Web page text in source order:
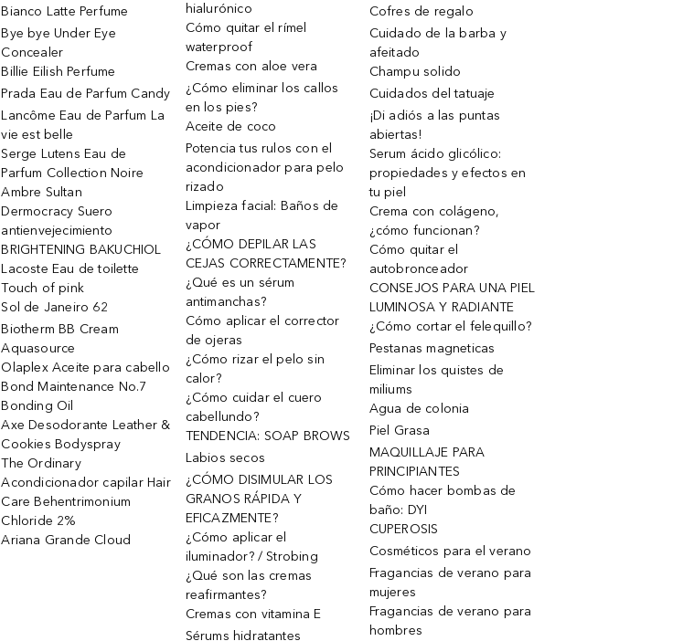
Bianco Latte Perfume
Bye bye Under Eye
Concealer
Billie Eilish Perfume
Prada Eau de Parfum Candy
Lancôme Eau de Parfum La
vie est belle
Serge Lutens Eau de
Parfum Collection Noire
Ambre Sultan
Dermocracy Suero
antienvejecimiento
BRIGHTENING BAKUCHIOL
Lacoste Eau de toilette
Touch of pink
Sol de Janeiro 62
Biotherm BB Cream
Aquasource
Olaplex Aceite para cabello
Bond Maintenance No.7
Bonding Oil
Axe Desodorante Leather &
Cookies Bodyspray
The Ordinary
Acondicionador capilar Hair
Care Behentrimonium
Chloride 2%
Ariana Grande Cloud
hialurónico
Cómo quitar el rímel
waterproof
Cremas con aloe vera
¿Cómo eliminar los callos
en los pies?
Aceite de coco
Potencia tus rulos con el
acondicionador para pelo
rizado
Limpieza facial: Baños de
vapor
¿CÓMO DEPILAR LAS
CEJAS CORRECTAMENTE?
¿Qué es un sérum
antimanchas?
Cómo aplicar el corrector
de ojeras
¿Cómo rizar el pelo sin
calor?
¿Cómo cuidar el cuero
cabellundo?
TENDENCIA: SOAP BROWS
Labios secos
¿CÓMO DISIMULAR LOS
GRANOS RÁPIDA Y
EFICAZMENTE?
¿Cómo aplicar el
iluminador? / Strobing
¿Qué son las cremas
reafirmantes?
Cremas con vitamina E
Sérums hidratantes
Cofres de regalo
Cuidado de la barba y
afeitado
Champu solido
Cuidados del tatuaje
¡Di adiós a las puntas
abiertas!
Serum ácido glicólico:
propiedades y efectos en
tu piel
Crema con colágeno,
¿cómo funcionan?
Cómo quitar el
autobronceador
CONSEJOS PARA UNA PIEL
LUMINOSA Y RADIANTE
¿Cómo cortar el felequillo?
Pestanas magneticas
Eliminar los quistes de
miliums
Agua de colonia
Piel Grasa
MAQUILLAJE PARA
PRINCIPIANTES
Cómo hacer bombas de
baño: DYI
CUPEROSIS
Cosméticos para el verano
Fragancias de verano para
mujeres
Fragancias de verano para
hombres